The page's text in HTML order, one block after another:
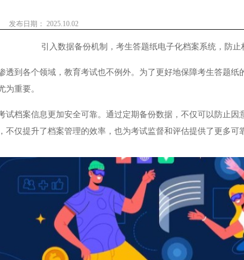
发布日期： 2025.10.02
引入数据备份机制，考生答题纸电子化档案系统，防止
到各个领域，教育考试也不例外。为了更好地保障考生答题纸
为重要。
档案信息更加安全可靠。通过定期备份数据，不仅可以防止因
不仅提升了档案管理的效率，也为考试监督和评估提供了更多可